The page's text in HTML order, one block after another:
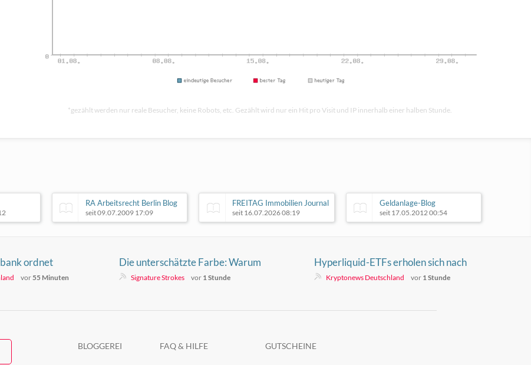
*gezählt werden nur reale Besucher, keine Robots, etc. Gezählt wird nur ein Hit pro Visit und IP innerhalb einer halben Stunde.
RA Arbeitsrecht Berlin Blog
seit 09.07.2009 17:09
FREITAG Immobilien Journal
seit 16.07.2026 08:19
Geldanlage-Blog
seit 17.05.2012 00:54
ordnet
Krypto-
vor55 Minuten
Die unterschätzte Farbe: Warum
Künstler Weiß brauchen
Signature Strokes vor 1 Stunde
Hyperliquid-ETFs erholen sich nach
30 Millionen Dollar Verlust in drei
Kryptonews Deutschland vor 1 Stunde
BLOGGEREI FAQ & HILFE GUTSCHEINE